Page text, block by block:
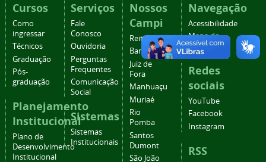
Cursos
Como
ingressar
Técnicos
Graduação
Pós-
graduação
Planejamento
Institucional
Plano de
Desenvolvimento
Institucional
Serviços
Fale
Conosco
Ouvidoria
Perguntas
Frequentes
Comunicação
Social
Sistemas
Sistemas
Institucionais
Nossos
Campi
Reitoria
Barbacena
Juiz de
Fora
Manhuaçu
Muriaé
Rio
Pomba
Santos
Dumont
São João
Navegação
Acessibilidade
Mapa do
site
Redes
sociais
YouTube
Facebook
Instagram
RSS